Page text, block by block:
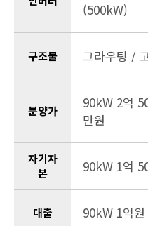
(500kW)
구조물 그라우팅 /
분양가
90kW 2억
만원
자기자
본
90kW 1억
대출 90kW 1억